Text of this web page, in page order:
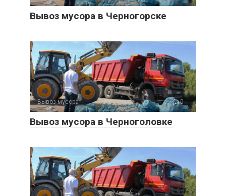
Вывоз мусора в Черногорске
Вывоз мусора 0
Вывоз мусора в Черноголовке